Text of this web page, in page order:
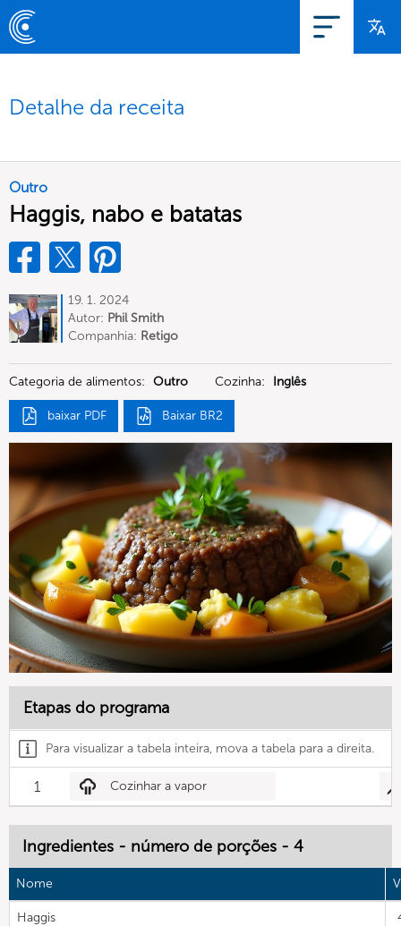
Detalhe da receita
Outro
Haggis, nabo e batatas
19. 1. 2024
Autor: Phil Smith
Companhia: Retigo
Categoria de alimentos: Outro Cozinha: Inglês
baixar PDF Baixar BR2
Etapas do programa
Para visualizar a tabela inteira, mova a tabela para a direita.
1 Cozinhar a vapor
Ingredientes - número de porções - 4
Nome
Haggis